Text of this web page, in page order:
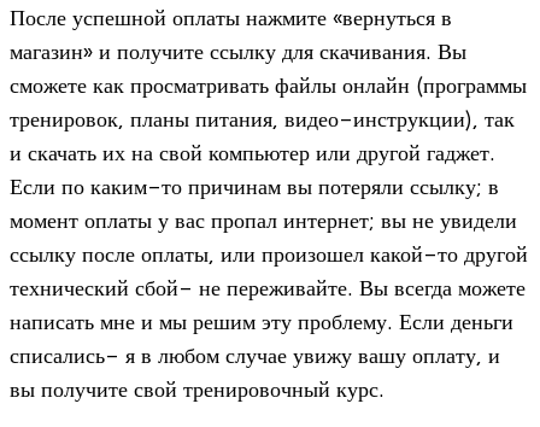
После успешной оплаты нажмите «вернуться в
магазин» и получите ссылку для скачивания. Вы
сможете как просматривать файлы онлайн (программы
тренировок, планы питания, видео-инструкции), так
и скачать их на свой компьютер или другой гаджет.
Если по каким-то причинам вы потеряли ссылку; в
момент оплаты у вас пропал интернет; вы не увидели
ссылку после оплаты, или произошел какой-то другой
технический сбой- не переживайте. Вы всегда можете
написать мне и мы решим эту проблему. Если деньги
списались- я в любом случае увижу вашу оплату, и
вы получите свой тренировочный курс.